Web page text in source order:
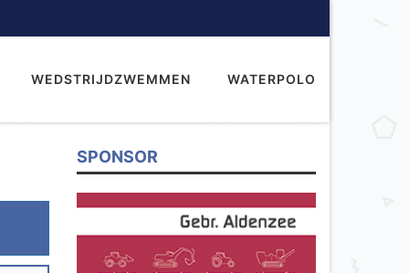
WEDSTRIJDZWEMMEN WATERPOLO
SPONSOR